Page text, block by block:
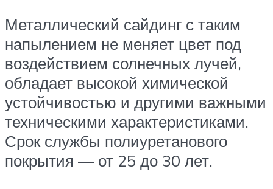
Металлический сайдинг с таким
напылением не меняет цвет под
воздействием солнечных лучей,
обладает высокой химической
устойчивостью и другими важными
техническими характеристиками.
Срок службы полиуретанового
покрытия — от 25 до 30 лет.